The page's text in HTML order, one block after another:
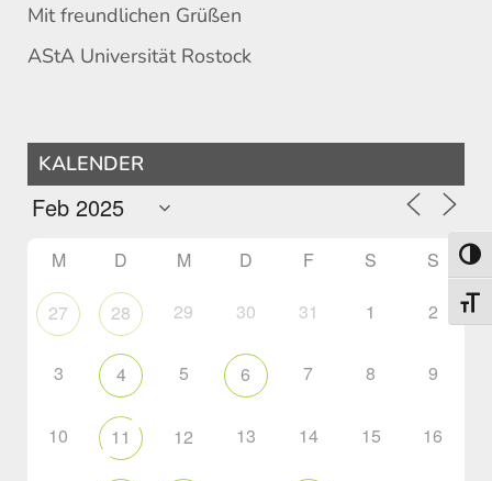
Mit freundlichen Grüßen
AStA Universität Rostock
KALENDER
M D M D F S S
27 28 29 30 31 1 2
3 4 5 6 7 8 9
10 11 12 13 14 15 16